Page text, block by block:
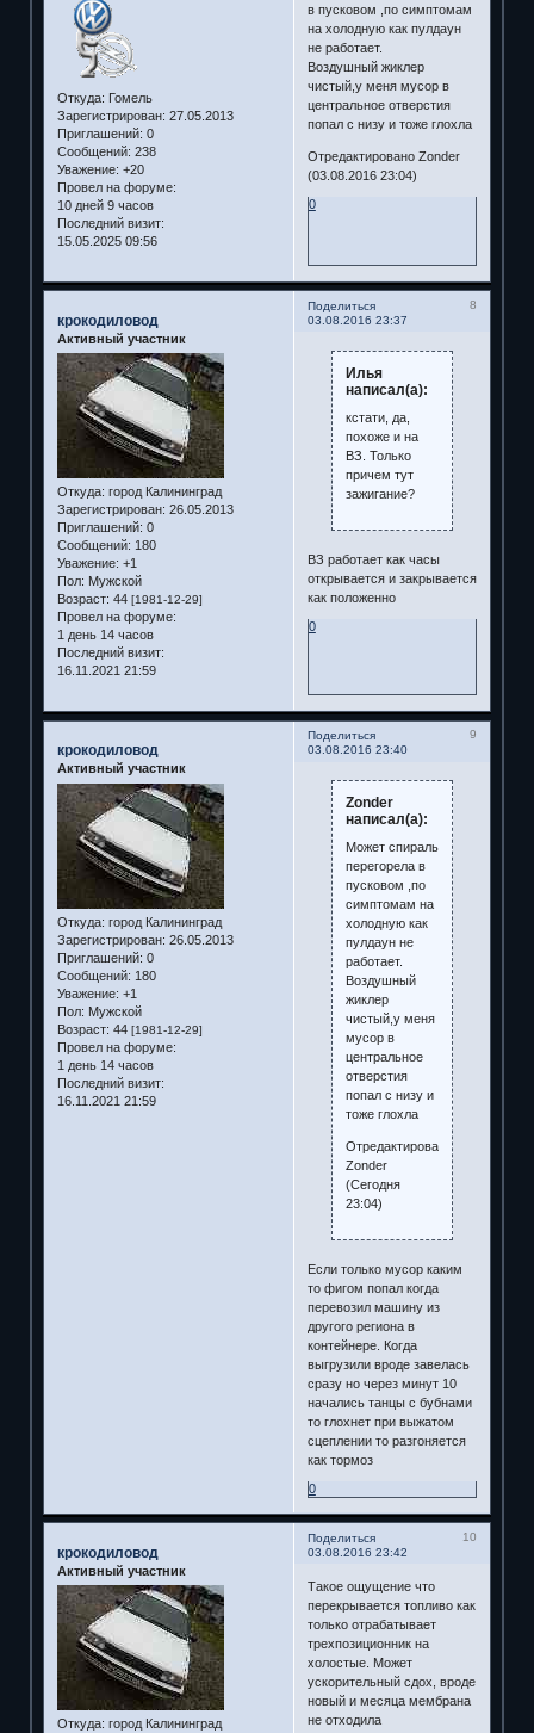
Откуда: Гомель
Зарегистрирован: 27.05.2013
Приглашений: 0
Сообщений: 238
Уважение: +20
Провел на форуме:
10 дней 9 часов
Последний визит:
15.05.2025 09:56
в пусковом ,по симптомам
на холодную как пулдаун
не работает.
Воздушный жиклер
чистый,у меня мусор в
центральное отверстия
попал с низу и тоже глохла
Отредактировано Zonder
(03.08.2016 23:04)
0
Поделиться
8
03.08.2016 23:37
крокодиловод
Активный участник
Откуда: город Калининград
Зарегистрирован: 26.05.2013
Приглашений: 0
Сообщений: 180
Уважение: +1
Пол: Мужской
Возраст: 44 [1981-12-29]
Провел на форуме:
1 день 14 часов
Последний визит:
16.11.2021 21:59
Илья
написал(а):
кстати, да,
похоже и на
ВЗ. Только
причем тут
зажигание?
ВЗ работает как часы
открывается и закрывается
как положенно
0
Поделиться
9
03.08.2016 23:40
крокодиловод
Активный участник
Откуда: город Калининград
Зарегистрирован: 26.05.2013
Приглашений: 0
Сообщений: 180
Уважение: +1
Пол: Мужской
Возраст: 44 [1981-12-29]
Провел на форуме:
1 день 14 часов
Последний визит:
16.11.2021 21:59
Zonder
написал(а):
Может спираль
перегорела в
пусковом ,по
симптомам на
холодную как
пулдаун не
работает.
Воздушный
жиклер
чистый,у меня
мусор в
центральное
отверстия
попал с низу и
тоже глохла
Отредактировано
Zonder
(Сегодня
23:04)
Если только мусор каким
то фигом попал когда
перевозил машину из
другого региона в
контейнере. Когда
выгрузили вроде завелась
сразу но через минут 10
начались танцы с бубнами
то глохнет при выжатом
сцеплении то разгоняется
как тормоз
0
Поделиться
10
03.08.2016 23:42
крокодиловод
Активный участник
Откуда: город Калининград
Такое ощущение что
перекрывается топливо как
только отрабатывает
трехпозиционник на
холостые. Может
ускорительный сдох, вроде
новый и месяца мембрана
не отходила